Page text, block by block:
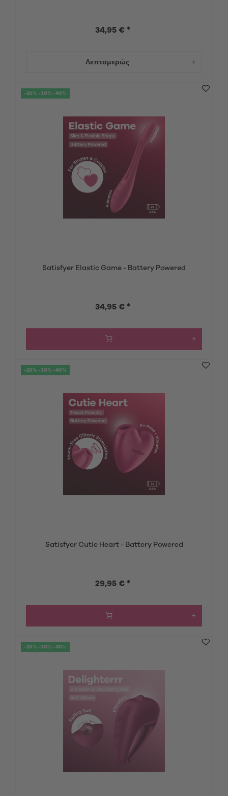
34,95 € *
Λεπτομερώς
-20% -30% -40%
Satisfyer Elastic Game - Battery Powered
34,95 € *
-20% -30% -40%
Satisfyer Cutie Heart - Battery Powered
29,95 € *
-20% -30% -40%